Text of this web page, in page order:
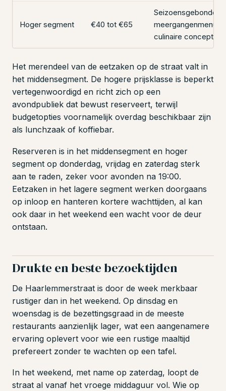
Hoger segment €40 tot €65
Seizoensgebonden
meergangenmenu's,
culinaire concepten
Het merendeel van de eetzaken op de straat valt in
het middensegment. De hogere prijsklasse is beperkt
vertegenwoordigd en richt zich op een
avondpubliek dat bewust reserveert, terwijl
budgetopties voornamelijk overdag beschikbaar zijn
als lunchzaak of koffiebar.
Reserveren is in het middensegment en hoger
segment op donderdag, vrijdag en zaterdag sterk
aan te raden, zeker voor avonden na 19:00.
Eetzaken in het lagere segment werken doorgaans
op inloop en hanteren kortere wachttijden, al kan
ook daar in het weekend een wacht voor de deur
ontstaan.
Drukte en beste bezoektijden
De Haarlemmerstraat is door de week merkbaar
rustiger dan in het weekend. Op dinsdag en
woensdag is de bezettingsgraad in de meeste
restaurants aanzienlijk lager, wat een aangenamere
ervaring oplevert voor wie een rustige maaltijd
prefereert zonder te wachten op een tafel.
In het weekend, met name op zaterdag, loopt de
straat al vanaf het vroege middaguur vol. Wie op